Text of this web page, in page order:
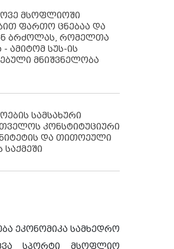
მსოფლიოში
ფართო ცნებაა და
ბრძოლას, რომელთა
ამიტომ სუს-ის
მნიშვნელობა
სამსახური
კონსტიტუციური
და თითოეული
ეკონომიკა სამხედრო
სპორტი მსოფლიო